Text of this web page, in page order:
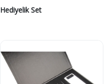
Hediyelik Set